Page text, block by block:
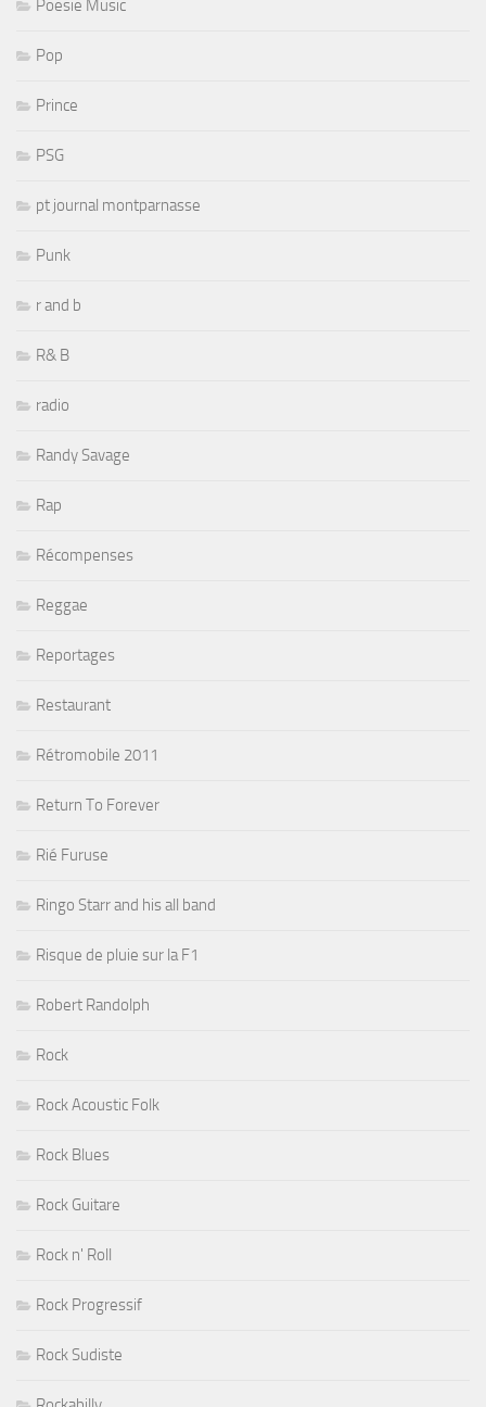
Poesie Music
Pop
Prince
PSG
pt journal montparnasse
Punk
r and b
R& B
radio
Randy Savage
Rap
Récompenses
Reggae
Reportages
Restaurant
Rétromobile 2011
Return To Forever
Rié Furuse
Ringo Starr and his all band
Risque de pluie sur la F1
Robert Randolph
Rock
Rock Acoustic Folk
Rock Blues
Rock Guitare
Rock n' Roll
Rock Progressif
Rock Sudiste